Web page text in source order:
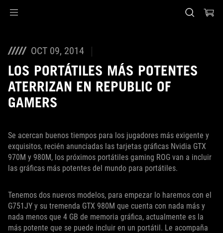
OCT 09, 2014
LOS PORTÁTILES MÁS POTENTES
ATERRIZAN EN REPUBLIC OF
GAMERS
Se acercan buenos tiempos para los jugadores más exigente y
exquisitos, recién anunciadas las tarjetas gráficas Nvidia GTX
970M y 980M, los próximos portátiles gaming ROG van a incluir
las gráficas más potentes del mundo para portátiles.
Tenemos dos nuevos modelos, para empezar lo haremos con el
G751JY y su tremenda GTX 980M que cuenta con nada más y
nada menos que 4 GB de memoria gráfica, actualmente es la
más potente que se puede incluir en un portátil. Le acompaña